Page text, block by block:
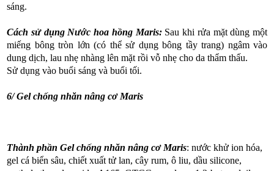
sáng.
Cách sử dụng Nước hoa hồng Maris:Sau khi rửa mặt dùng một
miếng bông tròn lớn (có thể sử dụng bông tầy trang) ngâm vào
dung dịch, lau nhẹ nhàng lên mặt rồi vỗ nhẹ cho da thẩm thấu.
Sử dụng vào buổi sáng và buổi tối.
6/ Gel chống nhăn nâng cơ Maris
Thành phần Gel chống nhăn nâng cơ Maris: nước khử ion hóa,
gel cá biển sâu, chiết xuất tử lan, cây rum, ô liu, dầu silicone,